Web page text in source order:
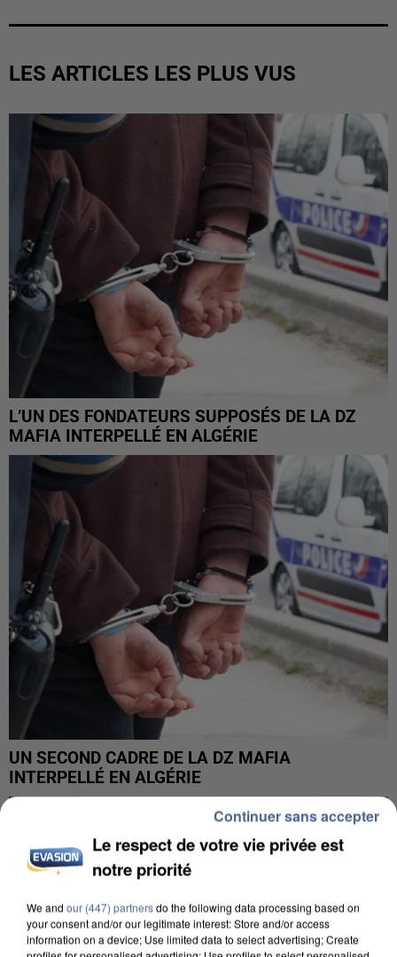
LES ARTICLES LES PLUS VUS
L’UN DES FONDATEURS SUPPOSÉS DE LA DZ
MAFIA INTERPELLÉ EN ALGÉRIE
UN SECOND CADRE DE LA DZ MAFIA
INTERPELLÉ EN ALGÉRIE
Le respect de votre vie privée est
notre priorité
We and our (447) partnersdo the following data processing based on
your consent and/or our legitimate interest: Store and/or access
information on a device; Use limited data to select advertising; Create
Continuer sans accepter